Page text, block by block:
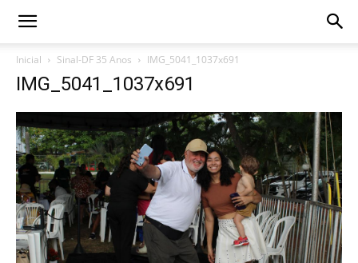
Inicial Sinal-DF 35 Anos IMG_5041_1037x691
IMG_5041_1037x691